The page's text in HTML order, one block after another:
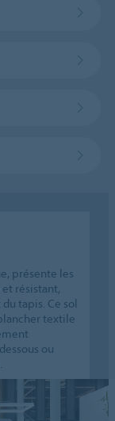
présente les
résistant,
tapis. Ce sol
textile
ou